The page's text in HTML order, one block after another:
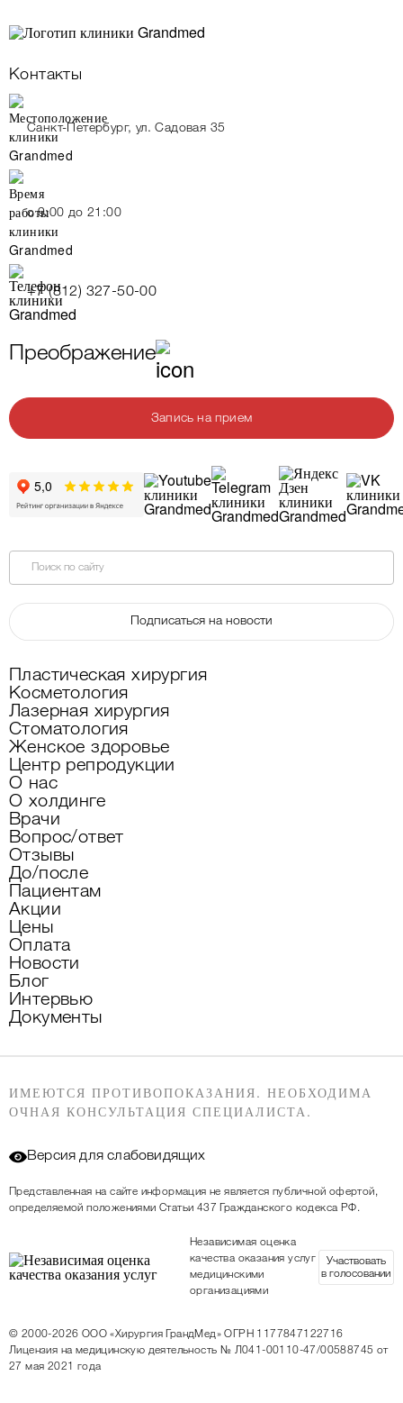
Контакты
Санкт-Петербург, ул. Садовая 35
c 9:00 до 21:00
+7 (812) 327-50-00
Преображение
Запись на прием
Поиск по сайту
Подписаться на новости
Пластическая хирургия
Косметология
Лазерная хирургия
Стоматология
Женское здоровье
Центр репродукции
О нас
О холдинге
Врачи
Вопрос/ответ
Отзывы
До/после
Пациентам
Акции
Цены
Оплата
Новости
Блог
Интервью
Документы
ИМЕЮТСЯ ПРОТИВОПОКАЗАНИЯ. НЕОБХОДИМА
ОЧНАЯ КОНСУЛЬТАЦИЯ СПЕЦИАЛИСТА.
Версия для слабовидящих
Представленная на сайте информация не является публичной офертой,
определяемой положениями Статьи 437 Гражданского кодекса РФ.
Независимая оценка
качества оказания услуг
медицинскими
организациями
Участвовать
в голосовании
© 2000-2026 ООО «Хирургия ГрандМед» ОГРН 1177847122716
Лицензия на медицинскую деятельность № Л041-00110-47/00588745 от
27 мая 2021 года